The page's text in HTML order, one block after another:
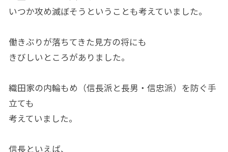
いつか攻め滅ぼそうということも考えていました。
働きぶりが落ちてきた見方の将にも
きびしいところがありました。
織田家の内輪もめ（信長派と長男・信忠派）を防ぐ手
立ても
考えていました。
信長といえば、